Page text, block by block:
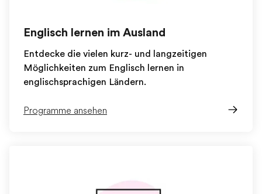
Englisch lernen im Ausland
Entdecke die vielen kurz- und langzeitigen
Möglichkeiten zum Englisch lernen in
englischsprachigen Ländern.
Programme ansehen